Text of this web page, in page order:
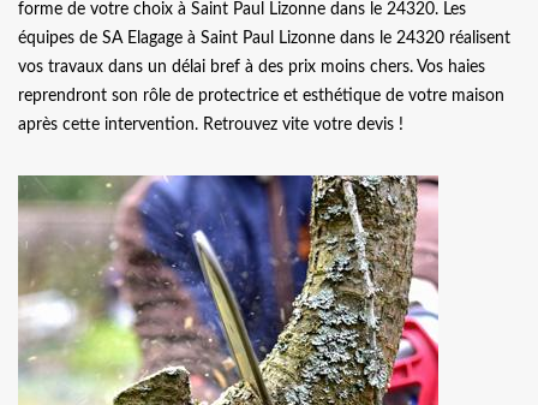
forme de votre choix à Saint Paul Lizonne dans le 24320. Les
équipes de SA Elagage à Saint Paul Lizonne dans le 24320 réalisent
vos travaux dans un délai bref à des prix moins chers. Vos haies
reprendront son rôle de protectrice et esthétique de votre maison
après cette intervention. Retrouvez vite votre devis !